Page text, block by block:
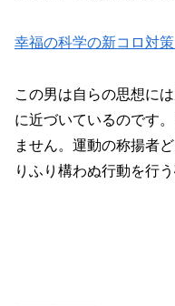
幸福の科学の新コロ対
この男は自らの思想に
に近づいているのです
ません。運動の称揚者
りふり構わぬ行動を行